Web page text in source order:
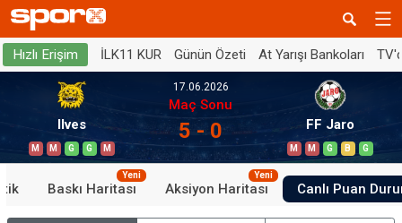
Hızlı Erişim İLK11 KUR Günün Özeti At Yarışı Bankoları
Ilves
M M G G M
17.06.2026
Maç Sonu
5 - 0 FF Jaro
M M G B G
Baskı Haritası
Yeni
Aksiyon Haritası
Yeni
Canlı Puan